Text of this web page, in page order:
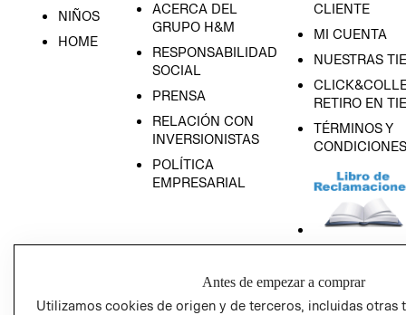
NIÑOS
HOME
ACERCA DEL
GRUPO H&M
RESPONSABILIDAD
SOCIAL
PRENSA
RELACIÓN CON
INVERSIONISTAS
POLÍTICA
EMPRESARIAL
CLIENTE
MI CUENTA
NUESTRAS
RETIRO EN
TÉRMINOS Y
CONDICIONES
PRIVACIDAD
Antes de empezar a comprar
Utilizamos cookies de origen y de terceros, incluidas otras